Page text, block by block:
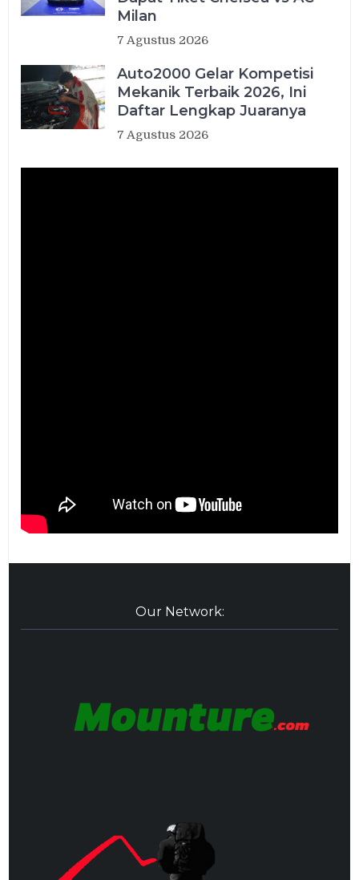
Milan
7 Agustus 2026
Auto2000 Gelar Kompetisi
Mekanik Terbaik 2026, Ini
Daftar Lengkap Juaranya
7 Agustus 2026
Our Network: